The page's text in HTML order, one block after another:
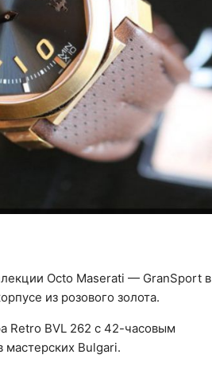
Octo Maserati — GranSport в
из розового золота.
Retro BVL 262 с 42-часовым
Bulgari.